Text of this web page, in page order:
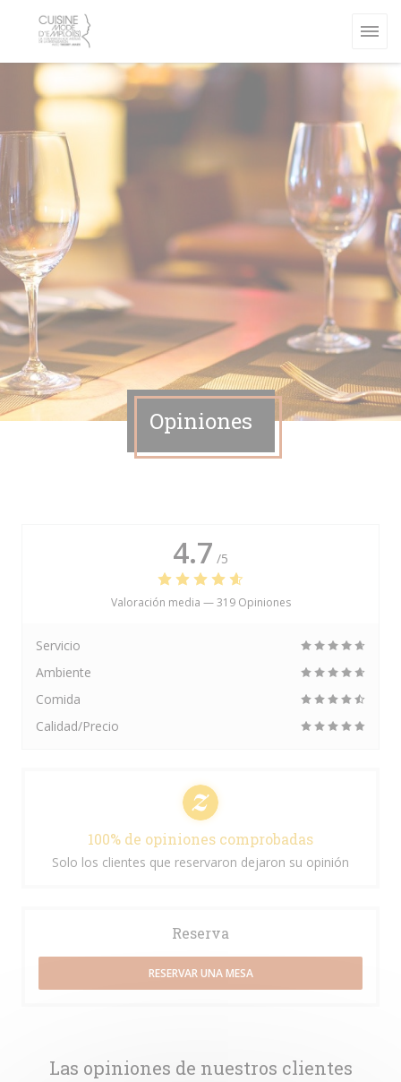
Opiniones
Las opiniones de nuestros clientes
4.7 /5
Valoración media —319 Opiniones
Servicio
Ambiente
Comida
Calidad/Precio
100% de opiniones comprobadas
Solo los clientes que reservaron dejaron su opinión
Reserva
RESERVAR UNA MESA